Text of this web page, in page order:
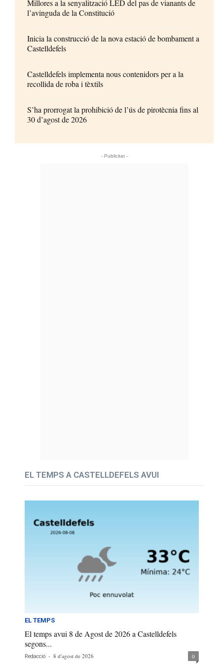
Millores a la senyalització LED del pas de vianants de
l’avinguda de la Constitució
Inicia la construcció de la nova estació de bombament a
Castelldefels
Castelldefels implementa nous contenidors per a la
recollida de roba i tèxtils
S’ha prorrogat la prohibició de l’ús de pirotècnia fins al
30 d’agost de 2026
- Publicitat -
EL TEMPS A CASTELLDEFELS AVUI
EL TEMPS
El temps avui 8 de Agost de 2026 a Castelldefels
segons...
Redacció - 8 d'agost de 2026 0